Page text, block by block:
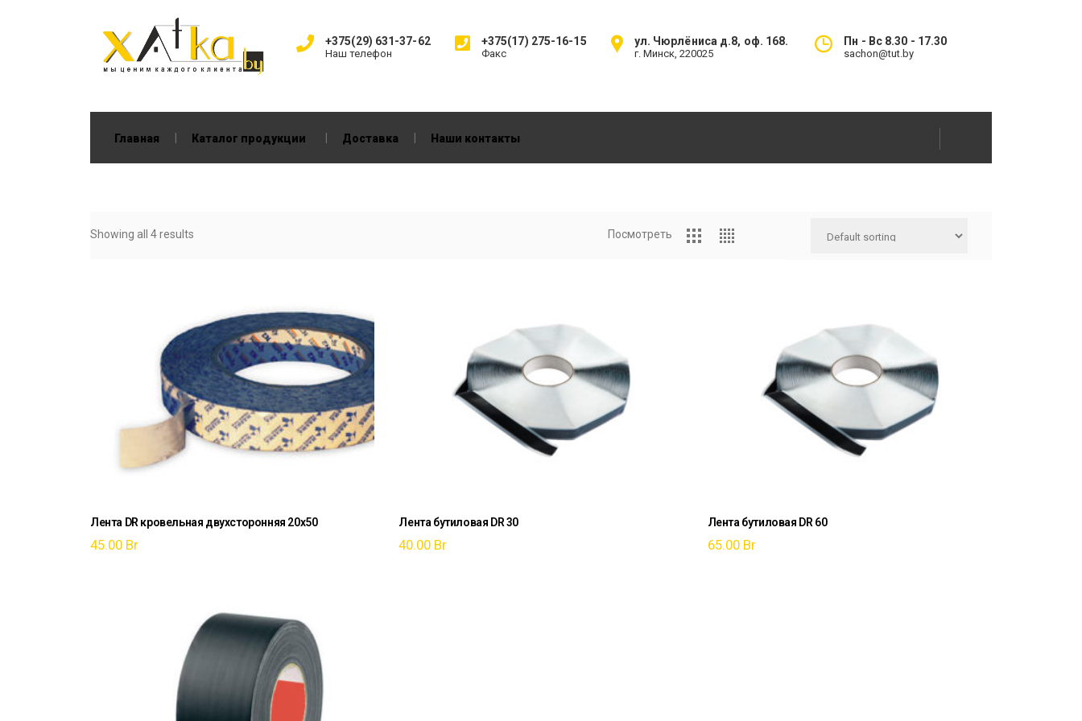
+375(29) 631-37-62
Наш телефон
+375(17) 275-16-15
Факс
ул. Чюрлёниса д.8, оф. 168.
г. Минск, 220025
Пн - Вс 8.30 - 17.30
sachon@tut.by
Главная Каталог продукции Доставка Наши контакты
Showing all 4 results Посмотреть
Лента DR кровельная двухсторонняя 20х50
45.00 Br
Лента бутиловая DR 30
40.00 Br
Лента бутиловая DR 60
65.00 Br